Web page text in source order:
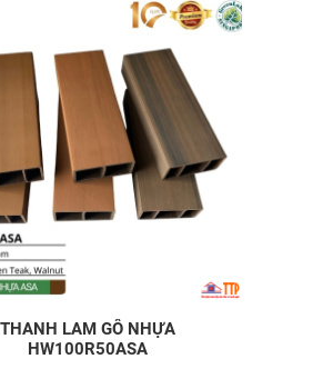
THANH LAM GỖ NHỰA
HW100R50ASA